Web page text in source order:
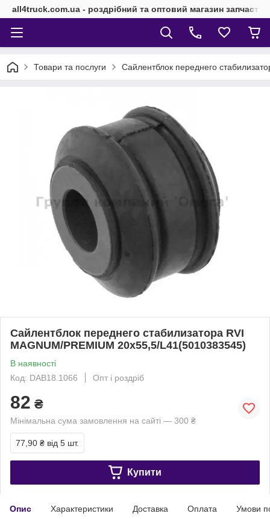
all4truck.com.ua - роздрібний та оптовий магазин
Товари та послуги Сайлентблок переднего
Сайлентблок переднего стабилизатора RVI
MAGNUM/PREMIUM 20x55,5/L41(5010383545)
В наявності
Код: DAB18.1066
Опт і роздріб
82 ₴
Мінімальна сума замовлення на сайті — 300 ₴
77,90 ₴ від 5 шт.
Купити
Опис Характеристики Доставка Оплата Умови